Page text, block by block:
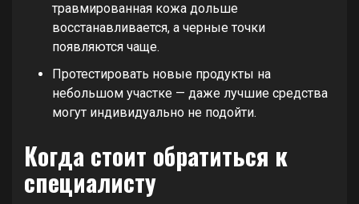
травмированная кожа дольше
восстанавливается, а черные точки
появляются чаще.
Протестировать новые продукты на
небольшом участке — даже лучшие средства
могут индивидуально не подойти.
Когда стоит обратиться к
специалисту